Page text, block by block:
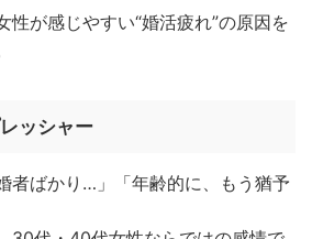
性が感じやすい“婚活疲れ”の原因を
ッシャー
者ばかり…」「年齢的に、もう猶予